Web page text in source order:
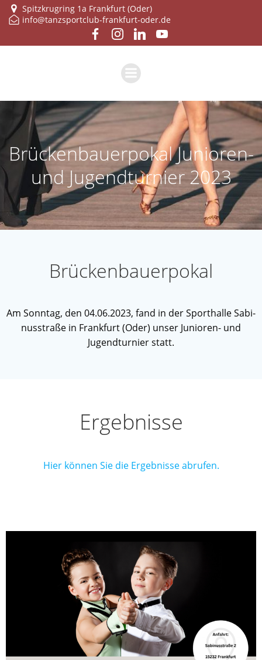
Zum
Inhalt
springen
Spitzkrugring 1a Frankfurt (Oder)
info@tanzsportclub-frankfurt-oder.de
Brü­cken­bau­er­po­kal Junio­ren-
und Jugend­tur­nier 2023
Brü­cken­bau­er­po­kal
Am Sonn­tag, den 04.06.2023, fand in der Sport­hal­le Sabi­
nus­stra­ße in Frank­furt (Oder) unser Junio­ren- und
Jugend­tur­nier statt.
Ergeb­nis­se
Hier kön­nen Sie die Ergeb­nis­se abrufen.